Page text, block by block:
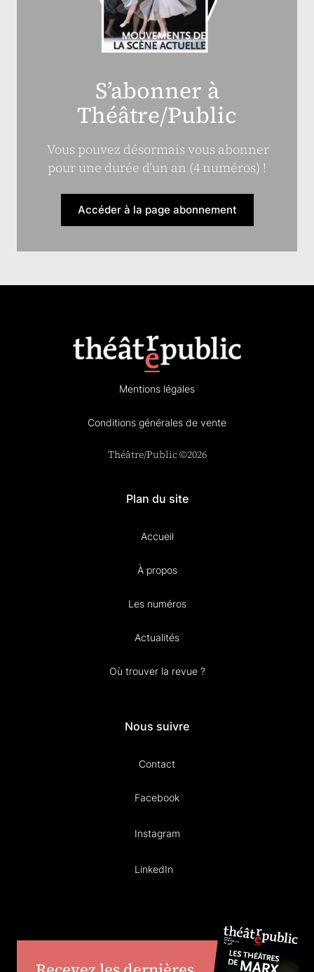
S’abonner à
Théâtre/Public
Vous pouvez désormais vous abonner
pour une durée d’un an (4 numéros) !
Accéder à la page abonnement
Mentions légales
Conditions générales de vente
Théâtre/Public ©2026
Plan du site
Accueil
À propos
Les numéros
Actualités
Où trouver la revue ?
Nous suivre
Contact
Facebook
Instagram
LinkedIn